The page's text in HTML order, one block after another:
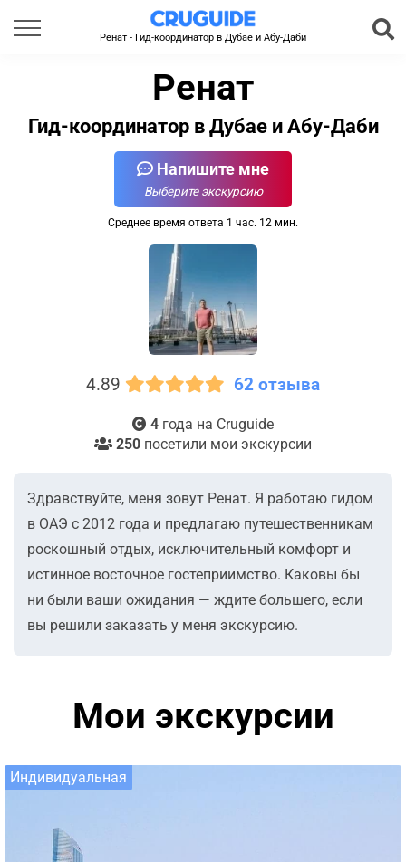
Ренат - Гид-координатор в Дубае и Абу-Даби
Ренат
Гид-координатор в Дубае и Абу-Даби
Напишите мне
Выберите экскурсию
Среднее время ответа 1 час. 12 мин.
4.89 62 отзыва
4 года на Cruguide
250 посетили мои экскурсии
Здравствуйте, меня зовут Ренат. Я работаю гидом
в ОАЭ с 2012 года и предлагаю путешественникам
роскошный отдых, исключительный комфорт и
истинное восточное гостеприимство. Каковы бы
ни были ваши ожидания — ждите большего, если
вы решили заказать у меня экскурсию.
Мои экскурсии
Индивидуальная